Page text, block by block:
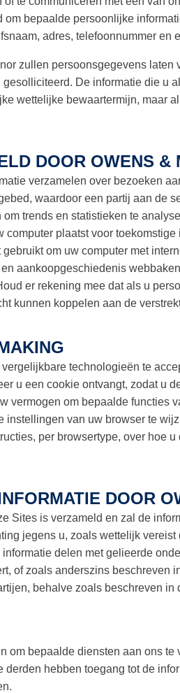
bepaalde persoonlijke
adres, telefoonnummer en
zullen persoonsgegevens
De informatie die u
wettelijke bewaartermijn, maar
DOOR OWENS &
verzamelen over bezoeken
waardoor een partij aan de
trends en statistieken te
plaatst voor
om uw computer met
aankoopgeschiedenis
er rekening mee dat als u
kunnen koppelen aan de
technologieën te
u een cookie ontvangt, zodat u
om bepaalde functies
van uw browser te
per browsertype, over hoe
DOOR
Sites is verzameld en zal de
jegens u, zoals wettelijk
delen met gelieerde
of zoals anderszins beschreven
behalve zoals beschreven in
om bepaalde diensten aan ons
hebben toegang tot de